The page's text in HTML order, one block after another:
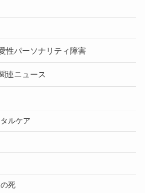
性パーソナリティ障害
連ニュース
ルケア
死